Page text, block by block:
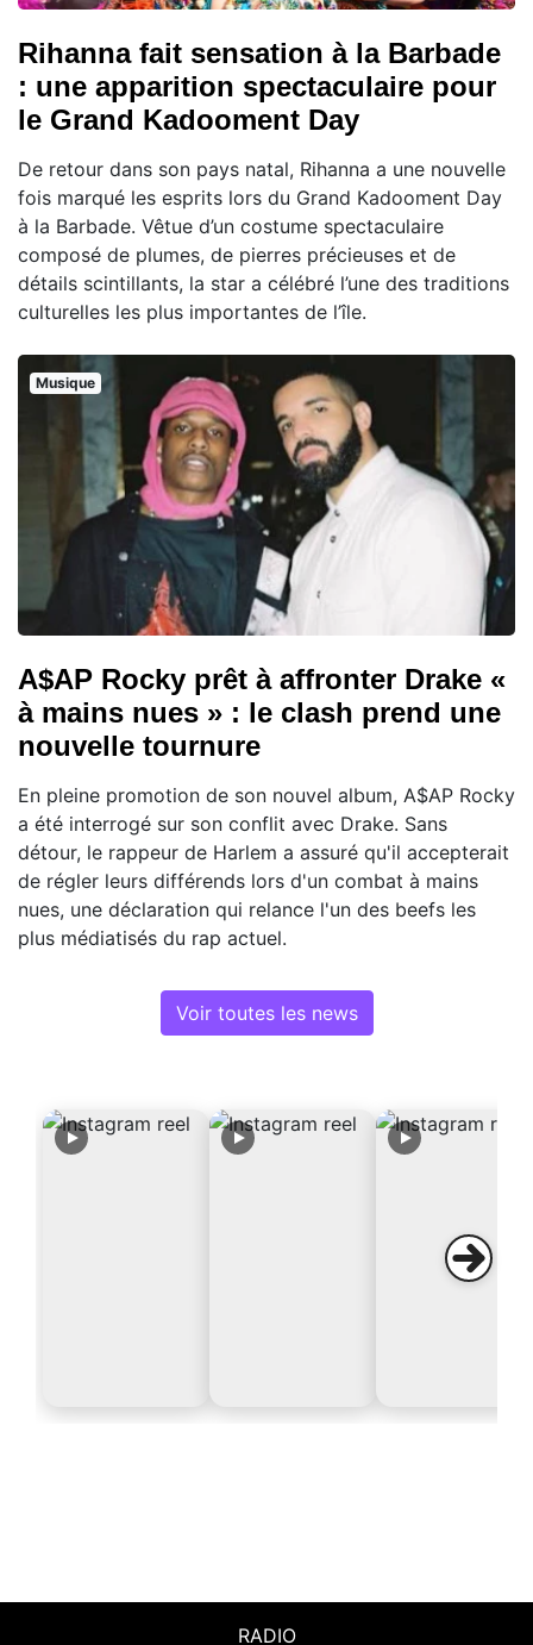
Rihanna fait sensation à la Barbade
: une apparition spectaculaire pour
le Grand Kadooment Day
De retour dans son pays natal, Rihanna a une nouvelle
fois marqué les esprits lors du Grand Kadooment Day
à la Barbade. Vêtue d’un costume spectaculaire
composé de plumes, de pierres précieuses et de
détails scintillants, la star a célébré l’une des traditions
culturelles les plus importantes de l’île.
Musique
A$AP Rocky prêt à affronter Drake «
à mains nues » : le clash prend une
nouvelle tournure
En pleine promotion de son nouvel album, A$AP Rocky
a été interrogé sur son conflit avec Drake. Sans
détour, le rappeur de Harlem a assuré qu'il accepterait
de régler leurs différends lors d'un combat à mains
nues, une déclaration qui relance l'un des beefs les
plus médiatisés du rap actuel.
Voir toutes les news
RADIO